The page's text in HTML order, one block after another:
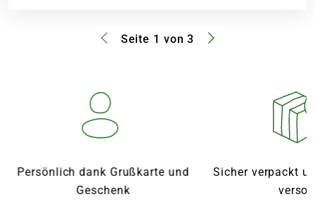
Seite 1 von 3
Persönlich dank Grußkarte und
Geschenk
Sicher verpackt